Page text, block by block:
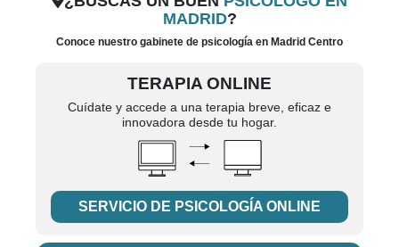
MADRID?
Conoce nuestro gabinete de psicología en Madrid Centro
TERAPIA ONLINE
Cuídate y accede a una terapia breve, eficaz e
innovadora desde tu hogar.
SERVICIO DE PSICOLOGÍA ONLINE